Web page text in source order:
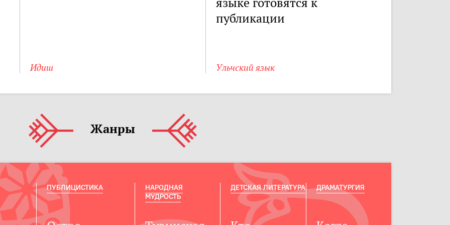
Идиш
публикации
Ульчский язык
Жанры
ПУБЛИЦИСТИКА
НАРОДНАЯ
МУДРОСТЬ
ДЕТСКАЯ ЛИТЕРАТУРА ДРАМАТУРГИЯ